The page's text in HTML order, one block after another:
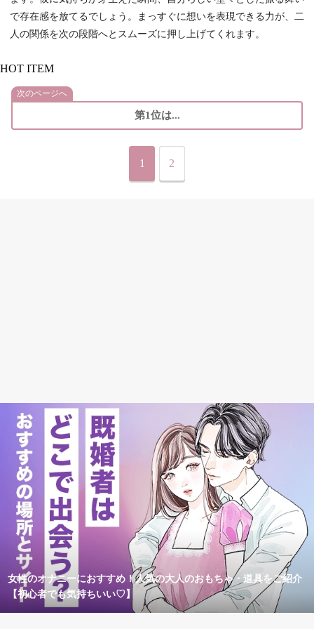
で存在感を放てるでしょう。まっすぐに想いを表現できる力が、二
人の関係を次の段階へとスムーズに押し上げてくれます。
HOT ITEM
次のページへ
第1位は...
1 2
女性のオナニーにおすすめ！人気の大人のおもちゃ・道具をご紹介
【初心者でも気持ちいい♡】